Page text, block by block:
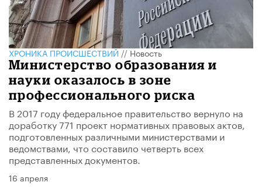
ХРОНИКА ПРОИСШЕСТВИЙ//Новость
Министерство образования и
науки оказалось в зоне
профессионального риска
В 2017 году федеральное правительство вернуло на
доработку 771 проект нормативных правовых актов,
подготовленных различными министерствами и
ведомствами, что составило четверть всех
представленных документов.
16 апреля